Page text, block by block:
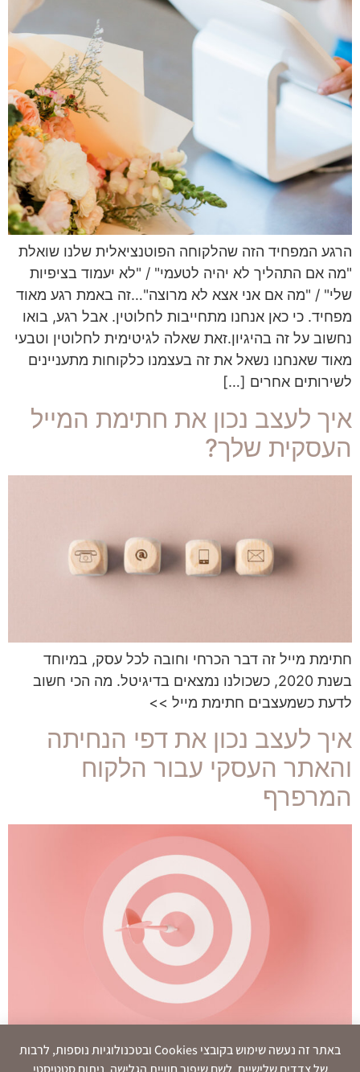
הרגע המפחיד הזה שהלקוחה הפוטנציאלית שלנו שואלת
"מה אם התהליך לא יהיה לטעמי" / "לא יעמוד בציפיות
שלי" / "מה אם אני אצא לא מרוצה"…זה באמת רגע מאוד
מפחיד. כי כאן אנחנו מתחייבות לחלוטין. אבל רגע, בואו
נחשוב על זה בהיגיון.זאת שאלה לגיטימית לחלוטין וטבעי
מאוד שאנחנו נשאל את זה בעצמנו כלקוחות מתעניינים
לשירותים אחרים […]
איך לעצב נכון את חתימת המייל
העסקית שלך?
חתימת מייל זה דבר הכרחי וחובה לכל עסק, במיוחד
בשנת 2020, כשכולנו נמצאים בדיגיטל. מה הכי חשוב
לדעת כשמעצבים חתימת מייל >>
איך לעצב נכון את דפי הנחיתה
והאתר העסקי עבור הלקוח
המרפרף
בואו להכיר את סוג הלקוח הכי קריטי והכי רלוונטי לשנת
באתר זה נעשה שימוש בקובצי Cookies ובטכנולוגיות נוספות, לרבות